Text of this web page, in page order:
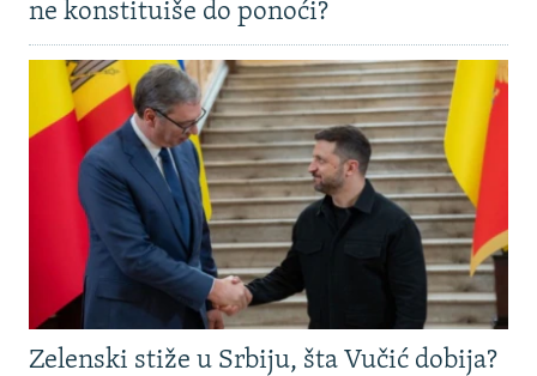
ne konstituiše do ponoći?
Zelenski stiže u Srbiju, šta Vučić dobija?